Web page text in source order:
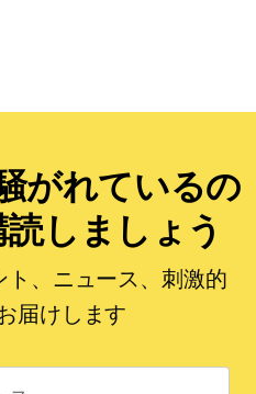
がれているの
しましょう
、ニュース、刺激的
届けします